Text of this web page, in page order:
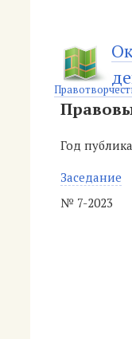
Год
Заседание
№ 7-2023